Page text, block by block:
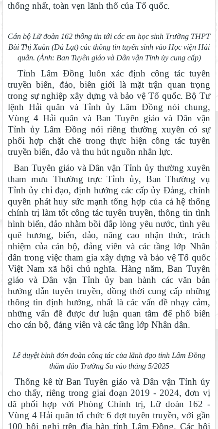
thống nhất, toàn vẹn lãnh thổ của Tổ quốc.
Cán bộ Lữ đoàn 162 thông tin tới các em học sinh Trường THPT
Bùi Thị Xuân (Đà Lạt) các thông tin tuyển sinh vào Học viện Hải
quân. (Ảnh: Ban Tuyên giáo và Dân vận Tỉnh ủy cung cấp)
Tỉnh Lâm Đồng luôn xác định công tác tuyên
truyền biển, đảo, biên giới là mặt trận quan trọng
trong sự nghiệp xây dựng và bảo vệ Tổ quốc. Bộ Tư
lệnh Hải quân và Tỉnh ủy Lâm Đồng nói chung,
Vùng 4 Hải quân và Ban Tuyên giáo và Dân vận
Tỉnh ủy Lâm Đồng nói riêng thường xuyên có sự
phối hợp chặt chẽ trong thực hiện công tác tuyên
truyền biển, đảo và thu hút nguồn nhân lực.
Ban Tuyên giáo và Dân vận Tỉnh ủy thường xuyên
tham mưu Thường trực Tỉnh ủy, Ban Thường vụ
Tỉnh ủy chỉ đạo, định hướng các cấp ủy Đảng, chính
quyền phát huy sức mạnh tổng hợp của cả hệ thống
chính trị làm tốt công tác tuyên truyền, thông tin tình
hình biển, đảo nhằm bồi đắp lòng yêu nước, tình yêu
quê hương, biển, đảo, nâng cao nhận thức, trách
nhiệm của cán bộ, đảng viên và các tầng lớp Nhân
dân trong việc tham gia xây dựng và bảo vệ Tổ quốc
Việt Nam xã hội chủ nghĩa. Hàng năm, Ban Tuyên
giáo và Dân vận Tỉnh ủy ban hành các văn bản
hướng dẫn tuyên truyền, đồng thời cung cấp những
thông tin định hướng, nhất là các vấn đề nhạy cảm,
những vấn đề được dư luận quan tâm để phổ biến
cho cán bộ, đảng viên và các tầng lớp Nhân dân.
Lễ duyệt binh đón đoàn công tác của lãnh đạo tỉnh Lâm Đồng
thăm đảo Trường Sa vào tháng 5/2025
Thống kê từ Ban Tuyên giáo và Dân vận Tỉnh ủy
cho thấy, riêng trong giai đoạn 2019 - 2024, đơn vị
đã phối hợp với Phòng Chính trị, Lữ đoàn 162 -
Vùng 4 Hải quân tổ chức 6 đợt tuyên truyền, với gần
100 hội nghị trên địa bàn tỉnh Lâm Đồng. Các hội